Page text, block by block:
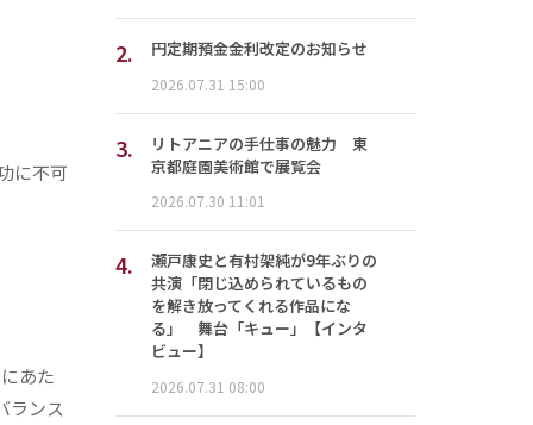
に不可
あた
ランス
2. 円定期預金金利改定のお知らせ
2026.07.31 15:00
3.
リトアニアの手仕事の魅力 東
京都庭園美術館で展覧会
2026.07.30 11:01
4.
瀬戸康史と有村架純が9年ぶりの
共演「閉じ込められているもの
を解き放ってくれる作品にな
る」 舞台「キュー」【インタ
ビュー】
2026.07.31 08:00